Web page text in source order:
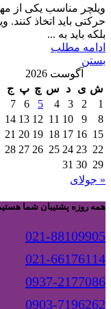
ویلچر مناسب یکی از
حرکتی باید اتخاذ
بلکه باید به ...
ادامه مطلب
بستن
آگوست 2026
ش ی د س چ پ ج
1
2
3
4
5
6
7
8
9
10
11
12
13
14
15
16
17
18
19
20
21
22
23
24
25
26
27
28
29
30
31
« جولای
همه روزه پشتیبان شما
021-88109905
021-66176114
0937-2177086
0903-7196262